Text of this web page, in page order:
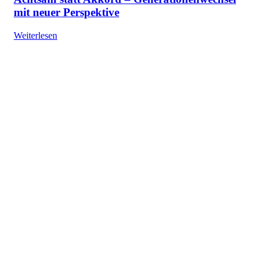
mit neuer Perspektive
Weiterlesen